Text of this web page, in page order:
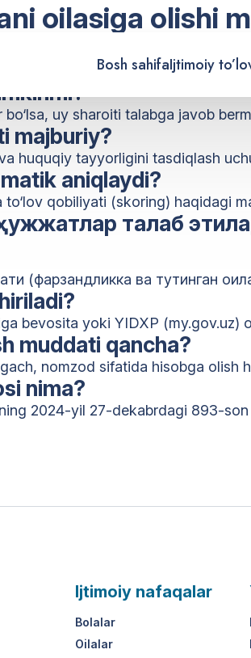
Bosh sahifaIjtimoiy
oilasiga olishi
bo‘ladi?
joylashtirishga muhtoj bolalar
uy sharoiti talabga javob
majburiy?
huquqiy tayyorligini tasdiqlash
aniqlaydi?
qobiliyati (skoring) haqidagi
талаб
(фарзандликка ва тутинган
bevosita yoki YIDXP (my.gov.uz)
muddati qancha?
nomzod sifatida hisobga
nima?
2024-yil 27-dekabrdagi 893-
Ijtimoiy nafaqalar
Bolalar
Oilalar